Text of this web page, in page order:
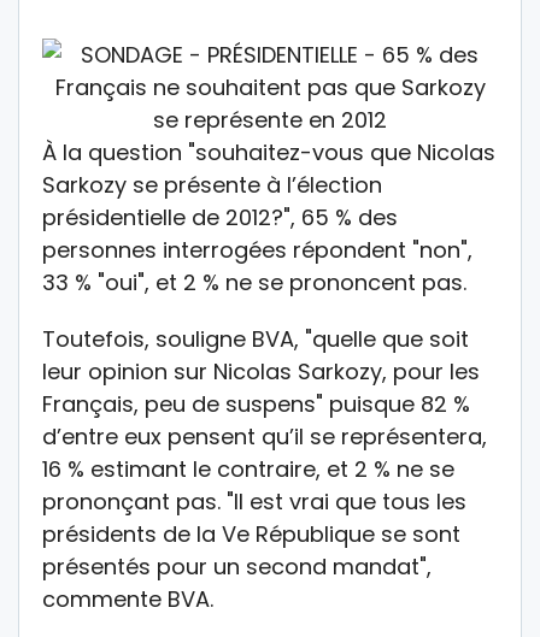
À la question "souhaitez-vous que Nicolas
Sarkozy se présente à l’élection
présidentielle de 2012?", 65 % des
personnes interrogées répondent "non",
33 % "oui", et 2 % ne se prononcent pas.
Toutefois, souligne BVA, "quelle que soit
leur opinion sur Nicolas Sarkozy, pour les
Français, peu de suspens" puisque 82 %
d’entre eux pensent qu’il se représentera,
16 % estimant le contraire, et 2 % ne se
prononçant pas. "Il est vrai que tous les
présidents de la Ve République se sont
présentés pour un second mandat",
commente BVA.